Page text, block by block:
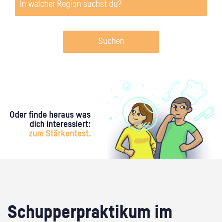
Suchen
Oder finde heraus was
dich interessiert:
zum Stärkentest.
Schupperpraktikum im